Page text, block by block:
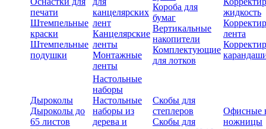
печати
Штемпельные
краски
Штемпельные
подушки
канцелярских
лент
Канцелярские
ленты
Монтажные
ленты
Короба для
бумаг
Вертикальные
накопители
Комплектующие
для лотков
жидкость
лента
Дыроколы
Дыроколы до
65 листов
Настольные
наборы
Настольные
наборы из
дерева и
Скобы для
степлеров
Скобы для
Офисные
ножницы